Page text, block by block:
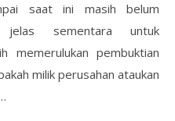
saat ini masih belum
sementara untuk
memerulukan pembuktian
milik perusahan ataukan